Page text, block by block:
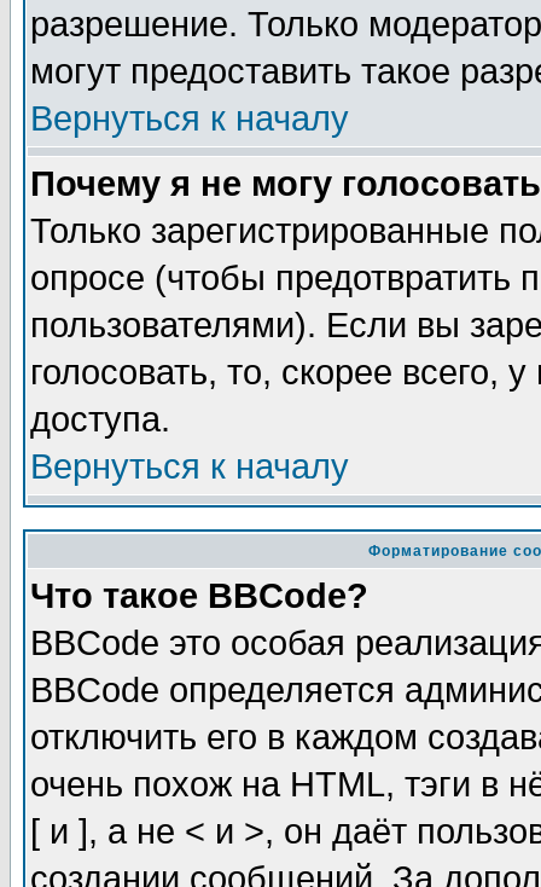
разрешение. Только
могут предоставить такое
Вернуться к началу
Почему я не могу
Только зарегистрированные
опросе (чтобы предотвратить
пользователями). Если вы
голосовать, то, скорее всего,
доступа.
Вернуться к началу
Форматирование
Что такое BBCode?
BBCode это особая
BBCode определяется
отключить его в каждом
очень похож на HTML, тэги в
[ и ], а не < и >, он даёт
создании сообщений. За